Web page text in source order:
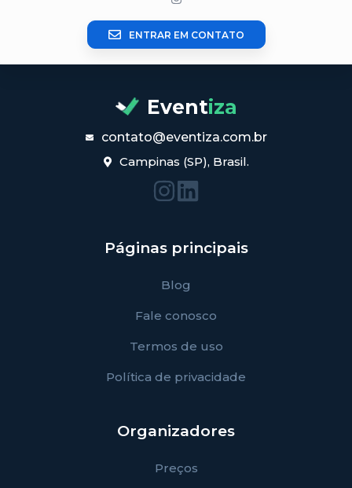
ENTRAR EM CONTATO
Eventiza
contato@eventiza.com.br
Campinas (SP), Brasil.
Páginas principais
Blog
Fale conosco
Termos de uso
Política de privacidade
Organizadores
Preços